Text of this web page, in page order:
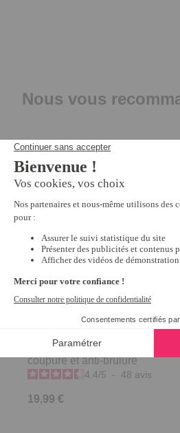
Nous vous
La paire de gants 2 en 1 anti-
coupure et anti-brûlure
4.4/5 - 48 avis
19,99 €